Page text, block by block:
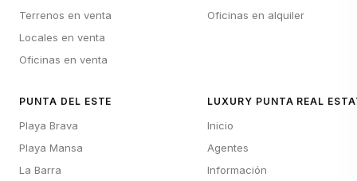
Terrenos en venta
Locales en venta
Oficinas en venta
Oficinas en alquiler
PUNTA DEL ESTE
Playa Brava
Playa Mansa
La Barra
LUXURY PUNTA REAL
Inicio
Agentes
Información